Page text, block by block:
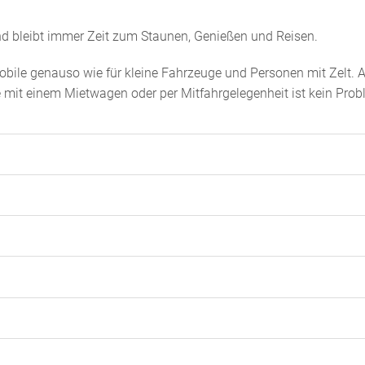
bleibt immer Zeit zum Staunen, Genießen und Reisen.
genauso wie für kleine Fahrzeuge und Personen mit Zelt.
einem Mietwagen oder per Mitfahrgelegenheit ist kein